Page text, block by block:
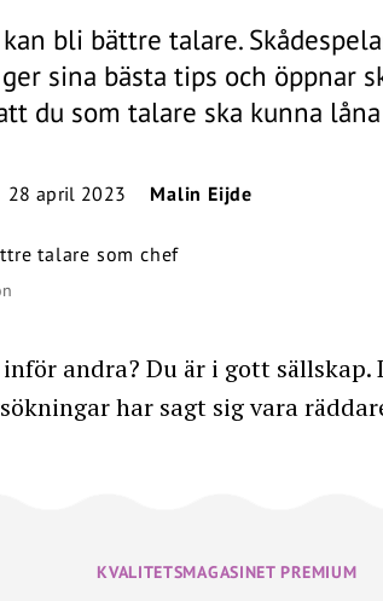
bli bättre talare.
sina bästa tips och öppnar
du som talare ska kunna
28 april 2023 Malin Eijde
andra? Du är i gott
har sagt sig vara
KVALITETSMAGASINET PREMIUM